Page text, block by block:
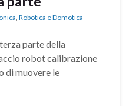
, Robotica e Domotica
parte della
robot calibrazione
di muovere le